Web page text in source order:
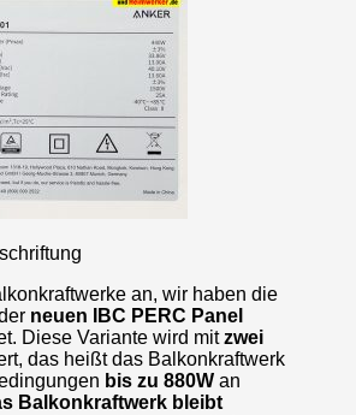
an, wir haben die
neuen IBC PERC Panel
Diese Variante wird mitzwei
das heißt das Balkonkraftwerk
bis zu 880W an
Balkonkraftwerk bleibt